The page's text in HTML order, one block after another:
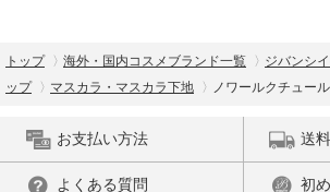
トップ 海外・国内コスメブランド一覧 ジバンシ
ップ
マスカラ・マスカラ下地 ノワールクチュー
お支払い方法 送
よくある質問 初